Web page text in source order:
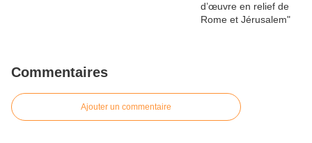
Commentaires
Ajouter un commentaire